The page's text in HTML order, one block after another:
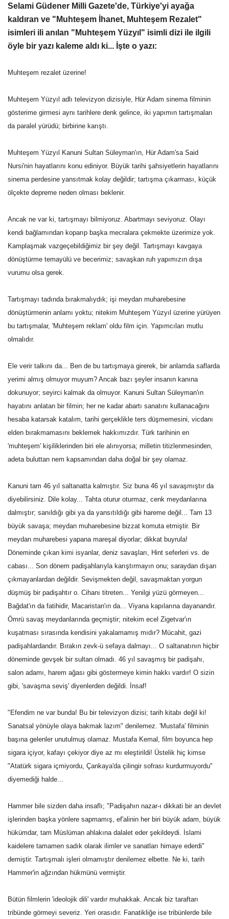
Gündem
Tekno Bilim
Ekonomi
Siyaset
Galeriler
Yaşam
Künye
İletişim
Kültür Sanat
Selami Güdener Milli Gazete'de, Türkiye'yi ayağa
kaldıran ve "Muhteşem İhanet, Muhteşem Rezalet"
isimleri ili anılan "Muhteşem Yüzyıl" isimli dizi ile ilgili
öyle bir yazı kaleme aldı ki... İşte o yazı:
Muhteşem rezalet üzerine!
Muhteşem Yüzyıl adlı televizyon dizisiyle, Hür Adam sinema filminin
gösterime girmesi aynı tarihlere denk gelince, iki yapımın tartışmaları
da paralel yürüdü; birbirine karıştı.
Muhteşem Yüzyıl Kanuni Sultan Süleyman'ın, Hür Adam'sa Said
Nursi'nin hayatlarını konu ediniyor. Büyük tarihi şahsiyetlerin hayatlarını
sinema perdesine yansıtmak kolay değildir; tartışma çıkarması, küçük
ölçekte depreme neden olması beklenir.
Ancak ne var ki, tartışmayı bilmiyoruz. Abartmayı seviyoruz. Olayı
kendi bağlamından koparıp başka mecralara çekmekte üzerimize yok.
Kamplaşmak vazgeçebildiğimiz bir şey değil. Tartışmayı kavgaya
dönüştürme temayülü ve becerimiz; savaşkan ruh yapımızın dışa
vurumu olsa gerek.
Tartışmayı tadında bırakmalıydık; işi meydan muharebesine
dönüştürmenin anlamı yoktu; nitekim Muhteşem Yüzyıl üzerine yürüyen
bu tartışmalar, 'Muhteşem reklam' oldu film için. Yapımcıları mutlu
olmalıdır.
Ele verir talkını da... Ben de bu tartışmaya girerek, bir anlamda saflarda
yerimi almış olmuyor muyum? Ancak bazı şeyler insanın kanına
dokunuyor; seyirci kalmak da olmuyor. Kanuni Sultan Süleyman'ın
hayatını anlatan bir filmin; her ne kadar abartı sanatını kullanacağını
hesaba katarsak katalım, tarihi gerçeklikle ters düşmemesini, vicdanı
elden bırakmamasını beklemek hakkımızdır. Türk tarihinin en
'muhteşem' kişiliklerinden biri ele alınıyorsa; milletin titizlenmesinden,
adeta buluttan nem kapsamından daha doğal bir şey olamaz.
Kanuni tam 46 yıl saltanatta kalmıştır. Siz buna 46 yıl savaşmıştır da
diyebilirsiniz. Dile kolay... Tahta oturur oturmaz, cenk meydanlarına
dalmıştır; sanıldığı gibi ya da yansıtıldığı gibi hareme değil... Tam 13
büyük savaşa; meydan muharebesine bizzat komuta etmiştir. Bir
meydan muharebesi yapana mareşal diyorlar; dikkat buyrula!
Döneminde çıkan kimi isyanlar, deniz savaşları, Hint seferleri vs. de
cabası... Son dönem padişahlarıyla karıştırmayın onu; saraydan dışarı
çıkmayanlardan değildir. Sevişmekten değil, savaşmaktan yorgun
düşmüş bir padişahtır o. Cihanı titreten... Yenilgi yüzü görmeyen...
Bağdat'ın da fatihidir, Macaristan'ın da... Viyana kapılarına dayanandır.
Ömrü savaş meydanlarında geçmiştir; nitekim ecel Zigetvar'ın
kuşatması sırasında kendisini yakalamamış mıdır? Mücahit, gazi
padişahlardandır. Bırakın zevk-ü sefaya dalmayı... O saltanatının hiçbir
döneminde gevşek bir sultan olmadı. 46 yıl savaşmış bir padişahı,
salon adamı, harem ağası gibi göstermeye kimin hakkı vardır! O sizin
gibi, 'savaşma seviş' diyenlerden değildi. İnsaf!
"Efendim ne var bunda! Bu bir televizyon dizisi; tarih kitabı değil ki!
Sanatsal yönüyle olaya bakmak lazım" denilemez. 'Mustafa' filminin
başına gelenler unutulmuş olamaz. Mustafa Kemal, film boyunca hep
sigara içiyor, kafayı çekiyor diye az mı eleştirildi! Üstelik hiç kimse
"Atatürk sigara içmiyordu, Çankaya'da çilingir sofrası kurdurmuyordu"
diyemediği halde...
Hammer bile sizden daha insaflı; "Padişahın nazar-ı dikkati bir an devlet
işlerinden başka yönlere sapmamış, ef'alinin her biri büyük adam, büyük
hükümdar, tam Müslüman ahlakına dalalet eder şekildeydi. İslami
kaidelere tamamen sadık olarak ilimler ve sanatları himaye ederdi"
demiştir. Tartışmalı işleri olmamıştır denilemez elbette. Ne ki, tarih
Hammer'in ağzından hükmünü vermiştir.
Bütün filmlerin 'ideolojik dili' vardır muhakkak. Ancak biz taraftarı
tribünde görmeyi severiz. Yeri orasıdır. Fanatikliğe ise tribünlerde bile